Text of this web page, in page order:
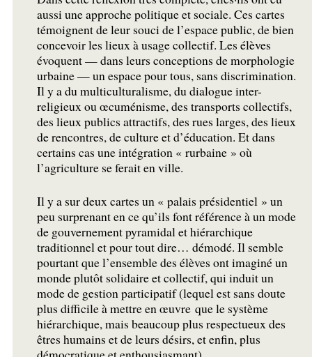
aussi une approche politique et sociale. Ces cartes
témoignent de leur souci de l’espace public, de bien
concevoir les lieux à usage collectif. Les élèves
évoquent — dans leurs conceptions de morphologie
urbaine — un espace pour tous, sans discrimination.
Il y a du multiculturalisme, du dialogue inter-
religieux ou œcuménisme, des transports collectifs,
des lieux publics attractifs, des rues larges, des lieux
de rencontres, de culture et d’éducation. Et dans
certains cas une intégration « rurbaine » où
l’agriculture se ferait en ville.
Il y a sur deux cartes un « palais présidentiel » un
peu surprenant en ce qu’ils font référence à un mode
de gouvernement pyramidal et hiérarchique
traditionnel et pour tout dire… démodé. Il semble
pourtant que l’ensemble des élèves ont imaginé un
monde plutôt solidaire et collectif, qui induit un
mode de gestion participatif (lequel est sans doute
plus difficile à mettre en œuvre que le système
hiérarchique, mais beaucoup plus respectueux des
êtres humains et de leurs désirs, et enfin, plus